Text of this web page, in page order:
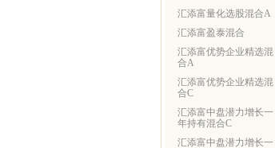
汇添富量化选股混合A
汇添富盈泰混合
汇添富优势企业精选混
合A
汇添富优势企业精选混
合C
汇添富中盘潜力增长一
年持有混合C
汇添富中盘潜力增长一